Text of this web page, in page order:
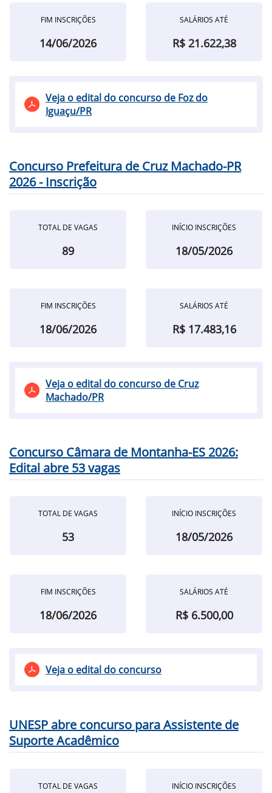
FIM INSCRIÇÕES
14/06/2026
SALÁRIOS ATÉ
R$ 21.622,38
Veja o edital do concurso de Foz do
Iguaçu/PR
Concurso Prefeitura de Cruz Machado-PR
2026 - Inscrição
TOTAL DE VAGAS
89
INÍCIO INSCRIÇÕES
18/05/2026
FIM INSCRIÇÕES
18/06/2026
SALÁRIOS ATÉ
R$ 17.483,16
Veja o edital do concurso de Cruz
Machado/PR
Concurso Câmara de Montanha-ES 2026:
Edital abre 53 vagas
TOTAL DE VAGAS
53
INÍCIO INSCRIÇÕES
18/05/2026
FIM INSCRIÇÕES
18/06/2026
SALÁRIOS ATÉ
R$ 6.500,00
Veja o edital do concurso
UNESP abre concurso para Assistente de
Suporte Acadêmico
TOTAL DE VAGAS INÍCIO INSCRIÇÕES